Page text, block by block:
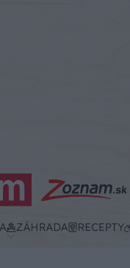
ZÁHRADA RECEPTY